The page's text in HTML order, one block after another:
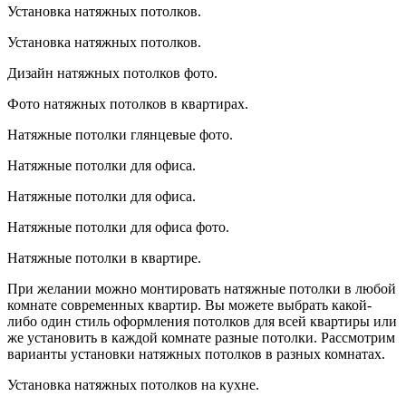
Установка натяжных потолков.
Установка натяжных потолков.
Дизайн натяжных потолков фото.
Фото натяжных потолков в квартирах.
Натяжные потолки глянцевые фото.
Натяжные потолки для офиса.
Натяжные потолки для офиса.
Натяжные потолки для офиса фото.
Натяжные потолки в квартире.
При желании можно монтировать натяжные потолки в любой
комнате современных квартир. Вы можете выбрать какой-
либо один стиль оформления потолков для всей квартиры или
же установить в каждой комнате разные потолки. Рассмотрим
варианты установки натяжных потолков в разных комнатах.
Установка натяжных потолков на кухне.